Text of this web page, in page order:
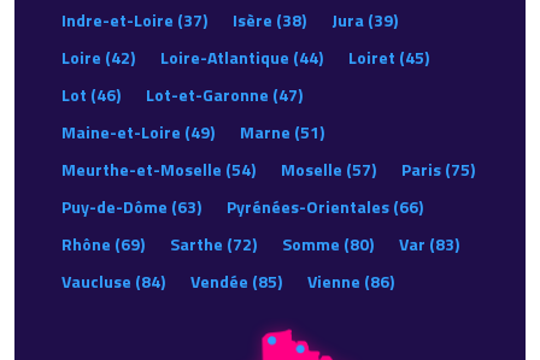
Indre-et-Loire (37)
Isère (38)
Jura (39)
Loire (42)
Loire-Atlantique (44)
Loiret (45)
Lot (46)
Lot-et-Garonne (47)
Maine-et-Loire (49)
Marne (51)
Meurthe-et-Moselle (54)
Moselle (57)
Paris (75)
Puy-de-Dôme (63)
Pyrénées-Orientales (66)
Rhône (69)
Sarthe (72) Somme (80)
Var (83)
Vaucluse (84)
Vendée (85) Vienne (86)